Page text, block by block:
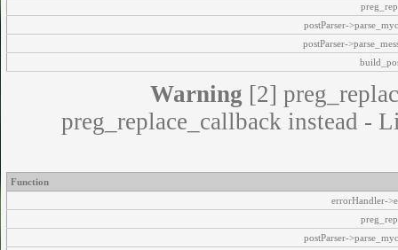
postParser-
postParser-
Warning [2]
preg_replace_callback instead -
Function
errorHandler-
postParser-